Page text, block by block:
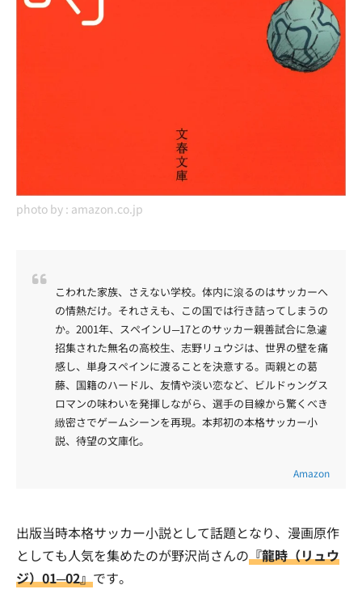
photo by : amazon.co.jp
こわれた家族、さえない学校。体内に滾るのはサッカーへ
の情熱だけ。それさえも、この国では行き詰ってしまうの
か。2001年、スペインＵ─17とのサッカー親善試合に急遽
招集された無名の高校生、志野リュウジは、世界の壁を痛
感し、単身スペインに渡ることを決意する。両親との葛
藤、国籍のハードル、友情や淡い恋など、ビルドゥングス
ロマンの味わいを発揮しながら、選手の目線から驚くべき
緻密さでゲームシーンを再現。本邦初の本格サッカー小
説、待望の文庫化。
Amazon
出版当時本格サッカー小説として話題となり、漫画原作
としても人気を集めたのが野沢尚さんの『龍時（リュウ
ジ）01─02』です。